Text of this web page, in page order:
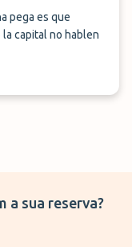
pega es que
capital no hablen
a sua reserva?